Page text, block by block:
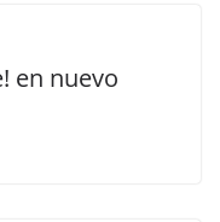
en nuevo